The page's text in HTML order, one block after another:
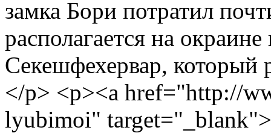
замка Бори потратил
располагается на окраине
Секешфехервар, который
</p> <p><a href="http://
lyubimoi"